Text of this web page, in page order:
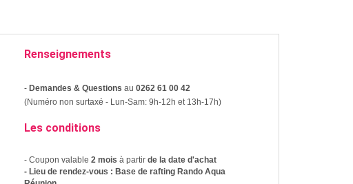
Renseignements
-Demandes & Questions au 0262 61 00 42
(Numéro non surtaxé - Lun-Sam: 9h-12h et 13h-17h)
Les conditions
- Coupon valable 2 mois à partir de la date d'achat
- Lieu de rendez-vous : Base de rafting Rando Aqua